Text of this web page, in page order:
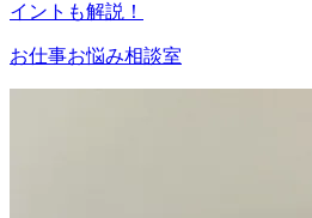
イントも解説！
お仕事お悩み相談室